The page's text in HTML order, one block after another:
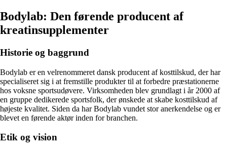
Bodylab: Den førende producent af
kreatinsupplementer
Historie og baggrund
Bodylab er en velrenommeret dansk producent af kosttilskud, der har
specialiseret sig i at fremstille produkter til at forbedre præstationerne
hos voksne sportsudøvere. Virksomheden blev grundlagt i år 2000 af
en gruppe dedikerede sportsfolk, der ønskede at skabe kosttilskud af
højeste kvalitet. Siden da har Bodylab vundet stor anerkendelse og er
blevet en førende aktør inden for branchen.
Etik og vision